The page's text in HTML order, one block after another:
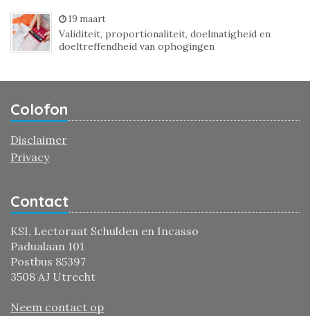
19 maart
Validiteit, proportionaliteit, doelmatigheid en
doeltreffendheid van ophogingen
Colofon
Disclaimer
Privacy
Contact
KSI, Lectoraat Schulden en Incasso
Padualaan 101
Postbus 85397
3508 AJ Utrecht
Neem contact op